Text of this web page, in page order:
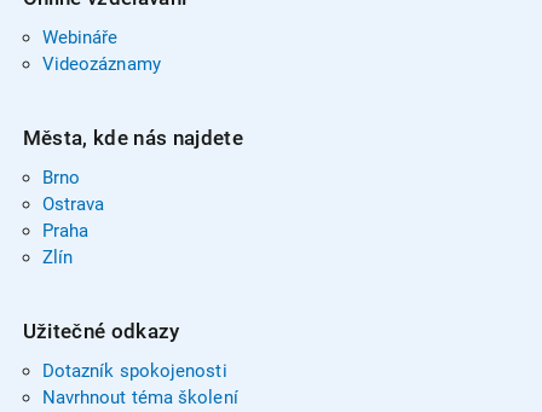
Webináře
Videozáznamy
Města, kde nás najdete
Brno
Ostrava
Praha
Zlín
Užitečné odkazy
Dotazník spokojenosti
Navrhnout téma školení